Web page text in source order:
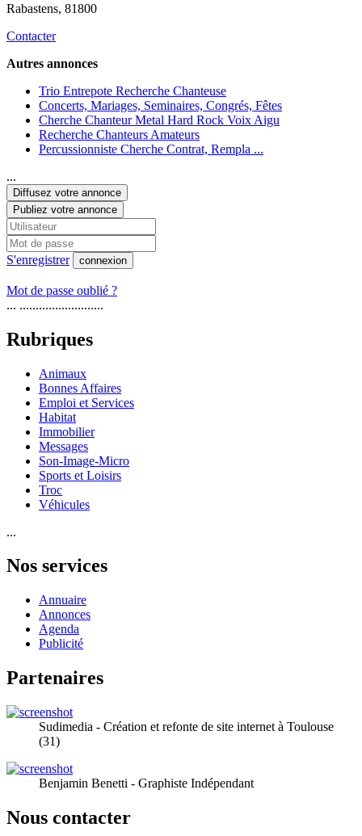
Rabastens, 81800
Contacter
Autres annonces
Trio Entrepote Recherche Chanteuse
Concerts, Mariages, Seminaires, Congrés, Fêtes
Cherche Chanteur Metal Hard Rock Voix Aigu
Recherche Chanteurs Amateurs
Percussionniste Cherche Contrat, Rempla ...
...
Diffusez votre annonce
Publiez votre annonce
S'enregistrer connexion
Mot de passe oublié ?
... ..........................
Rubriques
Animaux
Bonnes Affaires
Emploi et Services
Habitat
Immobilier
Messages
Son-Image-Micro
Sports et Loisirs
Troc
Véhicules
...
Nos services
Annuaire
Annonces
Agenda
Publicité
Partenaires
Sudimedia - Création et refonte de site internet à Toulouse
(31)
Benjamin Benetti - Graphiste Indépendant
Nous contacter